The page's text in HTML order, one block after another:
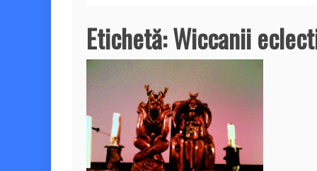
Etichetă:Wiccanii